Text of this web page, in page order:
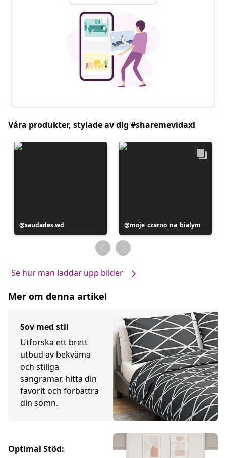
Våra produkter, stylade av dig #sharemevidaxl
Inlägg
publicerat
saudades.wd
Inlägg
publicerat
av
moje_czarno_na_bialym
Se hur man laddar upp bilder
Mer om denna artikel
Sov med stil
Utforska ett brett
utbud av bekväma
och stiliga
sängramar, hitta din
favorit och förbättra
din sömn.
Optimal Stöd: